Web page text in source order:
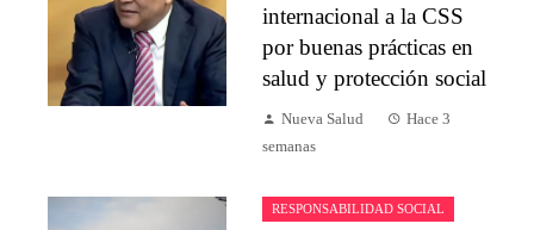
internacional a la CSS
por buenas prácticas en
salud y protección social
Nueva Salud
Hace 3
semanas
RESPONSABILIDAD SOCIAL